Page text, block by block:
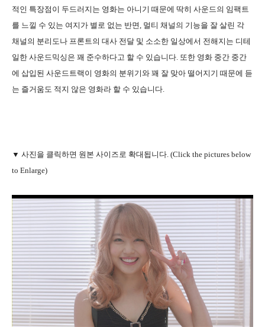
적인 특장점이 두드러지는 영화는 아니기 때문에 딱히 사운드의 임팩트
를 느낄 수 있는 여지가 별로 없는 반면, 멀티 채널의 기능을 잘 살린 각
채널의 분리도나 프론트의 대사 전달 및 소소한 일상에서 전해지는 디테
일한 사운드믹싱은 꽤 준수하다고 할 수 있습니다. 또한 영화 중간 중간
에 삽입된 사운드트랙이 영화의 분위기와 꽤 잘 맞아 떨어지기 때문에 듣
는 즐거움도 적지 않은 영화라 할 수 있습니다.
▼ 사진을 클릭하면 원본 사이즈로 확대됩니다. (Click the pictures below
to Enlarge)